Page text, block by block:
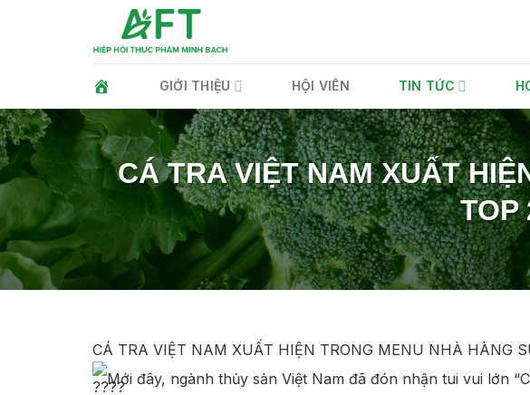
GIỚI THIỆU HỘI VIÊN TIN TỨC
CÁ TRA VIỆT NAM XUẤT
TOP
CÁ TRA VIỆT NAM XUẤT HIỆN TRONG MENU NHÀ HÀNG
Mới đây, ngành thủy sản Việt Nam đã đón nhận tui vui lớn